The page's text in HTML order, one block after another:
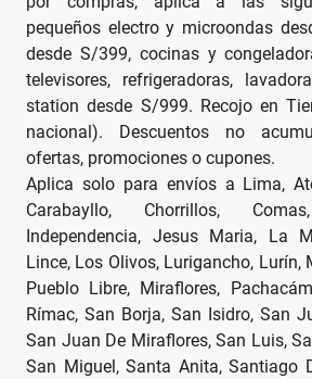
pequeños electro y microondas
desde S/399, cocinas y
televisores, refrigeradoras,
station desde S/999. Recojo en
nacional). Descuentos no
ofertas, promociones o cupones.
Aplica solo para envíos a Lima,
Carabayllo, Chorrillos,
Independencia, Jesus Maria, La
Lince, Los Olivos, Lurigancho, Lurín,
Pueblo Libre, Miraflores,
Rímac, San Borja, San Isidro, San
San Juan De Miraflores, San Luis,
San Miguel, Santa Anita, Santiago